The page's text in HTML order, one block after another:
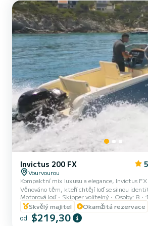
příplatek. Všechny příplatky se platí v
Invictus 200 FX
Vourvourou
Kompaktní mix luxusu a elegance, Invictus
Věnováno těm, kteří chtějí loď se silnou
komfortu a příslušenstvím, která nabízí
by jim chyběl luxus a elegance. S velkou péčí o
plný italské hrdosti a poskytuje velkorysou
jemnost. Hluboký trup je vyroben pro rychlost
Motorová loď Skipper volitelný Osoby: 8
Skvělý majitel
Okamžitá rezervace
od $219,30